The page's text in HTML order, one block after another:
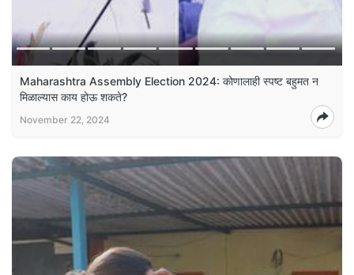
Maharashtra Assembly Election 2024: कोणालाही स्पष्ट बहुमत न
मिळाल्यास काय होऊ शकते?
November 22, 2024